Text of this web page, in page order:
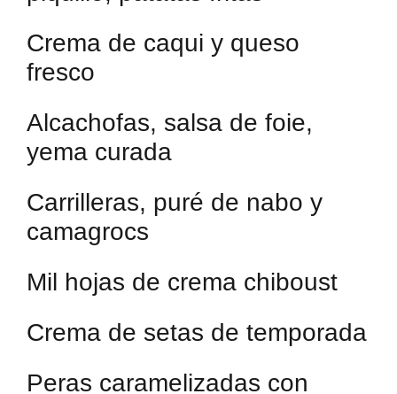
Crema de caqui y queso
fresco
Alcachofas, salsa de foie,
yema curada
Carrilleras, puré de nabo y
camagrocs
Mil hojas de crema chiboust
Crema de setas de temporada
Peras caramelizadas con